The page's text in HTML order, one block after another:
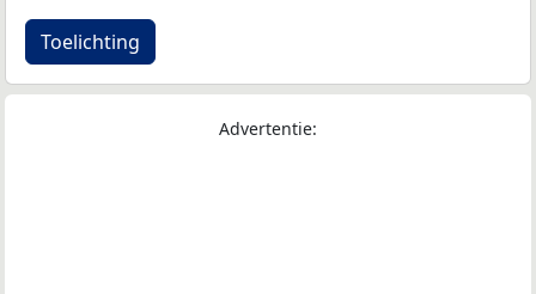
Toelichting
Advertentie: